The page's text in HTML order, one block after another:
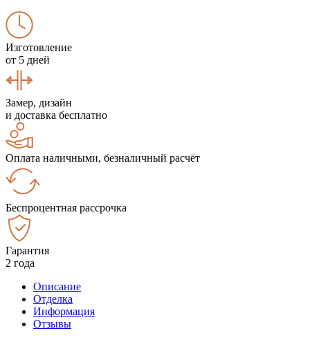
Изготовление
от 5 дней
Замер, дизайн
и доставка бесплатно
Оплата наличными, безналичный расчёт
Беспроцентная рассрочка
Гарантия
2 года
Описание
Отделка
Информация
Отзывы